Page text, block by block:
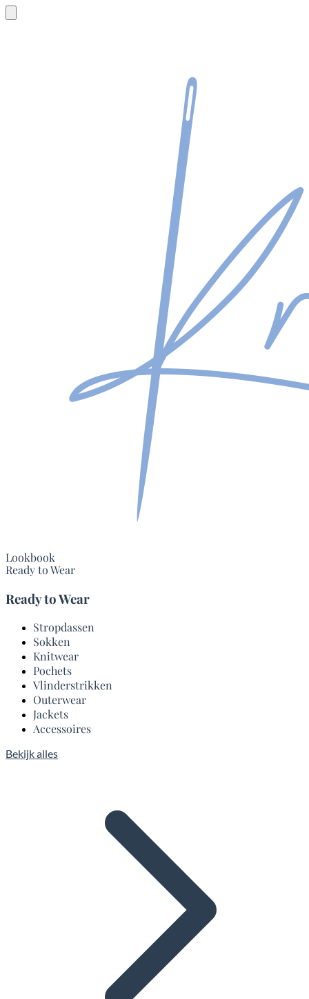
Lookbook
Ready to Wear
Ready to Wear
Stropdassen
Sokken
Knitwear
Pochets
Vlinderstrikken
Outerwear
Jackets
Accessoires
Bekijk alles